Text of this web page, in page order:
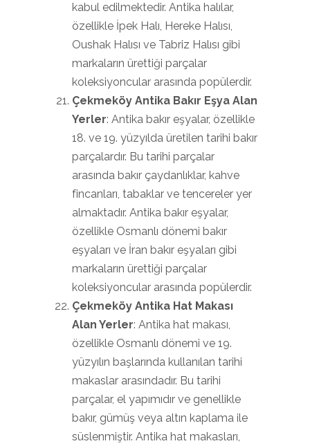
kabul edilmektedir. Antika halılar,
özellikle İpek Halı, Hereke Halısı,
Oushak Halısı ve Tabriz Halısı gibi
markaların ürettiği parçalar
koleksiyoncular arasında popülerdir.
Çekmeköy Antika Bakır Eşya Alan
Yerler: Antika bakır eşyalar, özellikle
18. ve 19. yüzyılda üretilen tarihi bakır
parçalardır. Bu tarihi parçalar
arasında bakır çaydanlıklar, kahve
fincanları, tabaklar ve tencereler yer
almaktadır. Antika bakır eşyalar,
özellikle Osmanlı dönemi bakır
eşyaları ve İran bakır eşyaları gibi
markaların ürettiği parçalar
koleksiyoncular arasında popülerdir.
Çekmeköy Antika Hat Makası
Alan Yerler: Antika hat makası,
özellikle Osmanlı dönemi ve 19.
yüzyılın başlarında kullanılan tarihi
makaslar arasındadır. Bu tarihi
parçalar, el yapımıdır ve genellikle
bakır, gümüş veya altın kaplama ile
süslenmiştir. Antika hat makasları,